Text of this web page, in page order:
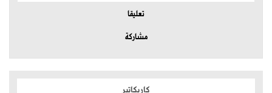
تعليقا
مشاركة
كاريكاتير